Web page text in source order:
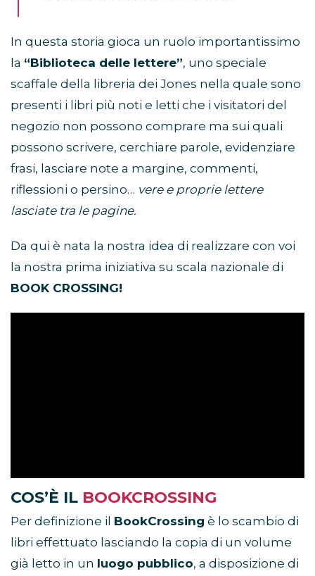
In questa storia gioca un ruolo importantissimo
la “Biblioteca delle lettere”, uno speciale
scaffale della libreria dei Jones nella quale sono
presenti i libri più noti e letti che i visitatori del
negozio non possono comprare ma sui quali
possono scrivere, cerchiare parole, evidenziare
frasi, lasciare note a margine, commenti,
riflessioni o persino… vere e proprie lettere
lasciate tra le pagine.
Da qui è nata la nostra idea di realizzare con voi
la nostra prima iniziativa su scala nazionale di
BOOK CROSSING!
COS’È IL BOOKCROSSING
Per definizione il BookCrossing è lo scambio di
libri effettuato lasciando la copia di un volume
già letto in un luogo pubblico, a disposizione di